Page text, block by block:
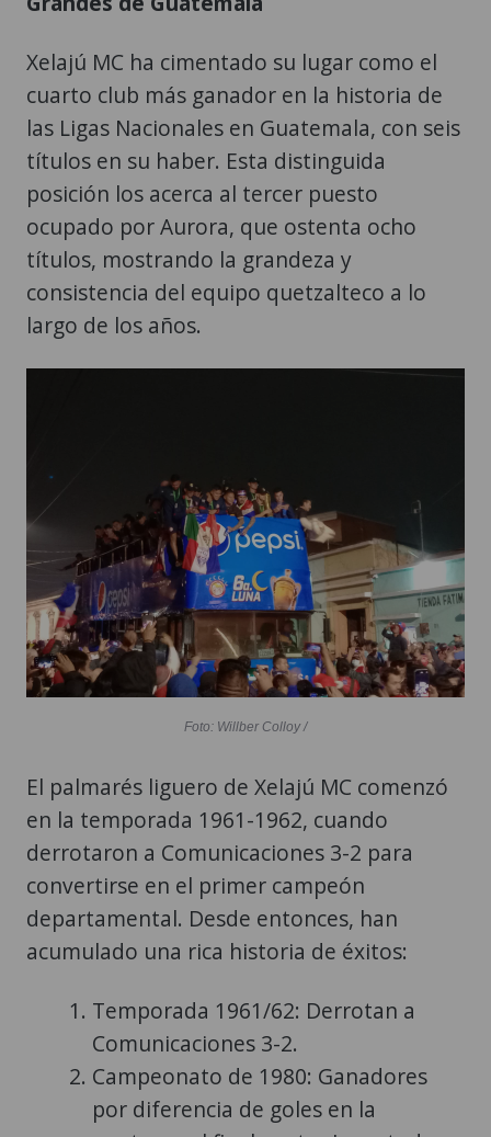
Xelajú MC ha cimentado su lugar como el
cuarto club más ganador en la historia de
las Ligas Nacionales en Guatemala, con seis
títulos en su haber. Esta distinguida
posición los acerca al tercer puesto
ocupado por Aurora, que ostenta ocho
títulos, mostrando la grandeza y
consistencia del equipo quetzalteco a lo
largo de los años.
Foto: Willber Colloy /
El palmarés liguero de Xelajú MC comenzó
en la temporada 1961-1962, cuando
derrotaron a Comunicaciones 3-2 para
convertirse en el primer campeón
departamental. Desde entonces, han
acumulado una rica historia de éxitos:
Temporada 1961/62: Derrotan a
Comunicaciones 3-2.
Campeonato de 1980: Ganadores
por diferencia de goles en la